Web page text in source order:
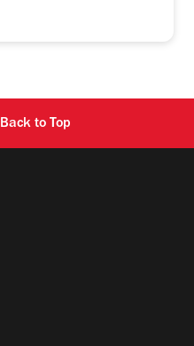
Back to Top